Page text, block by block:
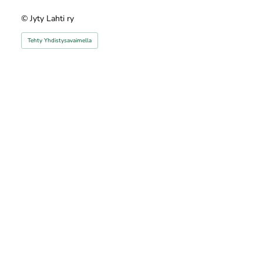
© Jyty Lahti ry
Tehty Yhdistysavaimella